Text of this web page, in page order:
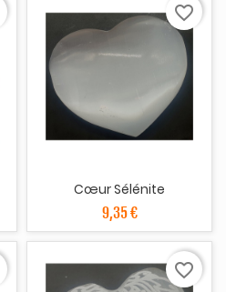
Cœur Sélénite
9,35 €
favorite_border
favorite_border